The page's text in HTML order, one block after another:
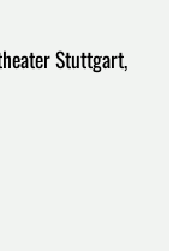
Stuttgart,